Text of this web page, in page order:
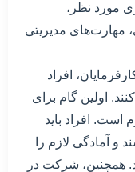
مورد نظر،
مهارت‌های مدیریتی
افراد
اولین گام برای
است. افراد باید
و آمادگی لازم را
همچنین، شرکت در